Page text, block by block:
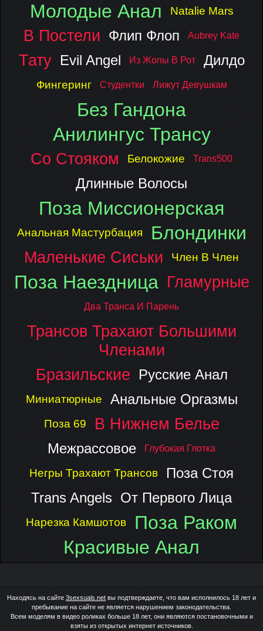
Молодые Анал Natalie Mars
В Постели Флип Флоп Aubrey Kate
Тату Evil Angel Из Жопы В Рот Дилдо
Фингеринг Студентки Лижут Девушкам
Без Гандона
Анилингус Трансу
Со Стояком Белокожие Trans500
Длинные Волосы
Поза Миссионерская
Анальная Мастурбация Блондинки
Маленькие Сиськи Член В Член
Поза Наездница Гламурные
Два Транса И Парень
Трансов Трахают Большими
Членами
Бразильские
Русские Анал
Миниатюрные Анальные Оргазмы
Поза 69 В Нижнем Белье
Межрассовое Глубокая Глотка
Негры Трахают Трансов
Поза Стоя
Trans Angels От Первого Лица
Нарезка Камшотов
Поза Раком
Красивые Анал
Находясь на сайте 3sexsuals.net вы подтверждаете, что вам исполнилось 18 лет и
пребывание на сайте не является нарушением законодательства.
Всем моделям в видео роликах больше 18 лет, они являются постановочными и
взяты из открытых интернет источников.